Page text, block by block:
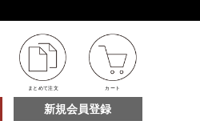
まとめて注文 カート
新規会員登録